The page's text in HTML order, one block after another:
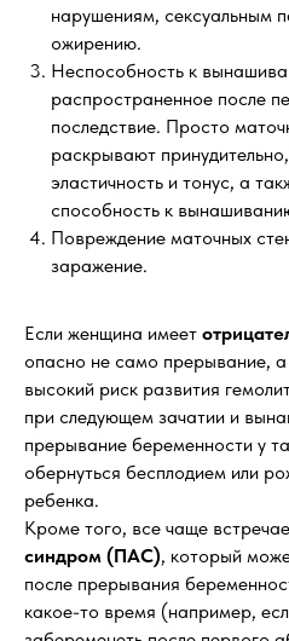
нарушениям, сексуальным
ожирению.
Неспособность к
распространенное после
последствие. Просто
раскрывают
эластичность и тонус, а
способность к
Повреждение маточных
заражение.
Если женщина имеет
опасно не само прерывание,
высокий риск развития
при следующем зачатии и
прерывание беременности у
обернуться бесплодием или
ребенка.
Кроме того, все чаще
синдром (ПАС), который
после прерывания
какое-то время (например,